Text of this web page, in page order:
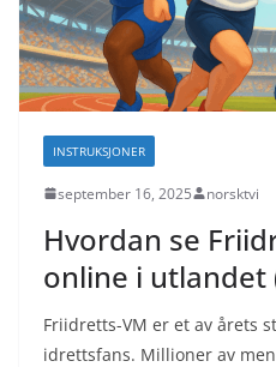
INSTRUKSJONER
september 16, 2025 norsktvi
Hvordan se
online i utlandet
Friidretts-VM er et av årets
idrettsfans. Millioner av